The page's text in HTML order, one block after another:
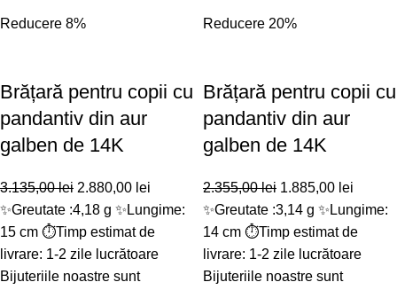
Reducere 8%
Brățară pentru copii cu
pandantiv din aur
galben de 14K
3.135,00lei 2.880,00 lei
✨Greutate :4,18 g ✨Lungime:
15 cm ⏱️Timp estimat de
livrare: 1-2 zile lucrătoare
Bijuteriile noastre sunt
Reducere 20%
Brățară pentru copii cu
pandantiv din aur
galben de 14K
2.355,00lei 1.885,00 lei
✨Greutate :3,14 g ✨Lungime:
14 cm ⏱️Timp estimat de
livrare: 1-2 zile lucrătoare
Bijuteriile noastre sunt